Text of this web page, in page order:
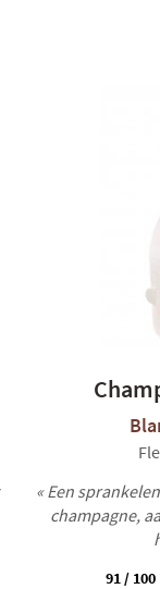
« Een
champagne,
91 / 100